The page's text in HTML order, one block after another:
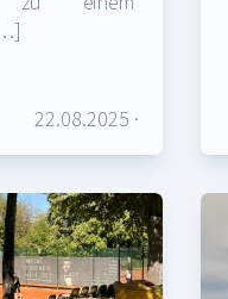
22.08.2025 ·